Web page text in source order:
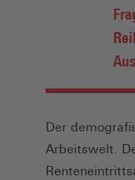
Der
Arbeitswelt.